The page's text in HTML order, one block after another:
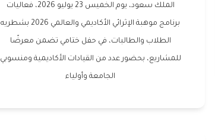
الملك سعود، يوم الخميس 23 يوليو 2026، فعاليات
برنامج موهبة الإثرائي الأكاديمي والعالمي 2026 بشطريه
الطلاب والطالبات، في حفل ختامي تضمن معرضًا
للمشاريع، بحضور عدد من القيادات الأكاديمية ومنسوبي
الجامعة وأولياء